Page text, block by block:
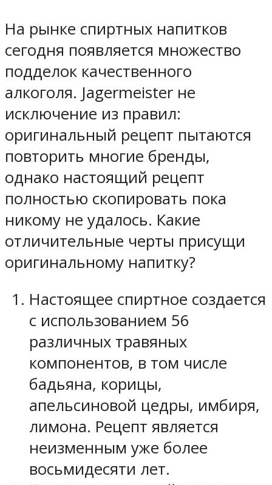
На рынке спиртных напитков
сегодня появляется множество
подделок качественного
алкоголя. Jagermeister не
исключение из правил:
оригинальный рецепт пытаются
повторить многие бренды,
однако настоящий рецепт
полностью скопировать пока
никому не удалось. Какие
отличительные черты присущи
оригинальному напитку?
Настоящее спиртное создается
с использованием 56
различных травяных
компонентов, в том числе
бадьяна, корицы,
апельсиновой цедры, имбиря,
лимона. Рецепт является
неизменным уже более
восьмидесяти лет.